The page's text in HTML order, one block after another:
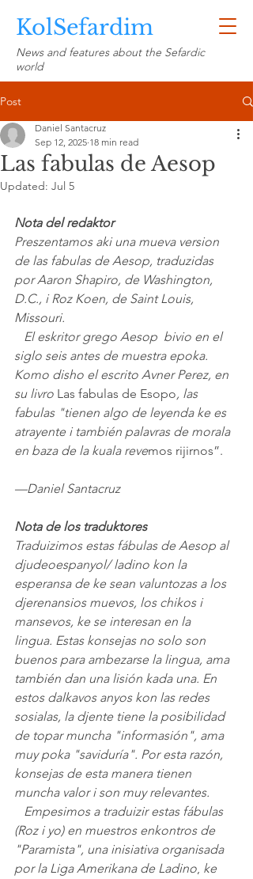
KolSefardim
News and features about the Sefardic
world
Post
Las fabulas de Aesop
Daniel Santacruz
Sep 12, 2025 18 min read
Updated: Jul 5
Nota del redaktor
Preszentamos aki una mueva version
de las fabulas de Aesop, traduzidas
por Aaron Shapiro, de Washington,
D.C., i Roz Koen, de Saint Louis,
Missouri.
siglo seis antes de muestra epoka.
Komo disho el escrito Avner Perez, en
su livro Las fabulas de Esopo, las
fabulas "tienen algo de leyenda ke es
atrayente i también palavras de morala
en baza de la kuala revemos rijirnos”.
—Daniel Santacruz
Nota de los traduktores
Traduizimos estas fábulas de Aesop al
djudeoespanyol/ ladino kon la
esperansa de ke sean valuntozas a los
djerenansios muevos, los chikos i
mansevos, ke se interesan en la
lingua. Estas konsejas no solo son
buenos para ambezarse la lingua, ama
también dan una lisión kada una. En
estos dalkavos anyos kon las redes
sosialas, la djente tiene la posibilidad
de topar muncha "informasión", ama
muy poka "saviduría". Por esta razón,
konsejas de esta manera tienen
muncha valor i son muy relevantes.
(Roz i yo) en muestros enkontros de
"Paramista", una inisiativa organisada
por la Liga Amerikana de Ladino, ke